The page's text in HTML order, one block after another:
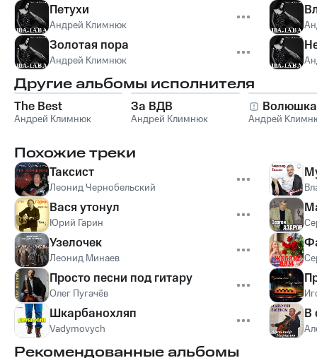
Петухи
Андрей Климнюк
Золотая пора
Андрей Климнюк
Другие альбомы исполнителя
The Best
Андрей Климнюк
За ВДВ
Андрей Климнюк
Волюшка
Андрей
Похожие треки
Таксист
Леонид Чернобельский
Вася утонул
Юрий Гарин
Узелочек
Леонид Минаев
Просто песни под гитару
Олег Пугачёв
Шкарбанохляп
Vadymovych
В
Рекомендованные альбомы